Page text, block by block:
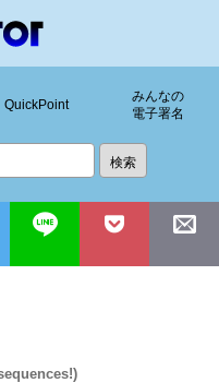
QuickPoint
みんなの
電子署名